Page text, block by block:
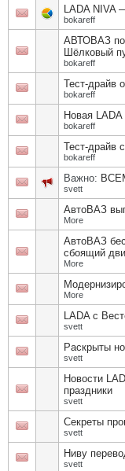
LADA
bokareff
АВТОВАЗ
Шёлковый
bokareff
Тест-драйв
bokareff
Новая
bokareff
Тест-драйв
bokareff
Важно:
svett
АвтоВАЗ
More
АвтоВАЗ
сбоящий
More
More
LADA с
svett
Раскрыты
svett
Новости
праздники
svett
Секреты
svett
Ниву
svett